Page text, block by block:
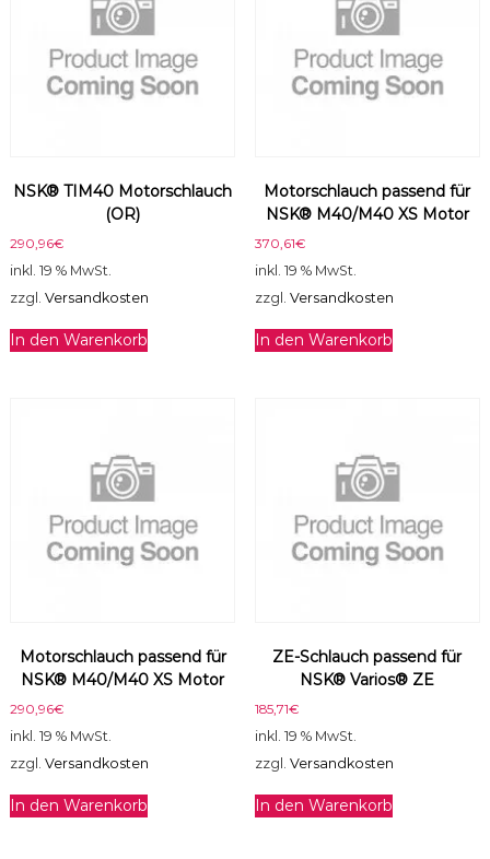
NSK® TIM40 Motorschlauch
(OR)
290,96€
inkl. 19 % MwSt.
zzgl. Versandkosten
In den Warenkorb
Motorschlauch passend für
NSK® M40/M40 XS Motor
370,61€
inkl. 19 % MwSt.
zzgl. Versandkosten
In den Warenkorb
Motorschlauch passend für
NSK® M40/M40 XS Motor
290,96€
inkl. 19 % MwSt.
zzgl. Versandkosten
In den Warenkorb
ZE-Schlauch passend für
NSK® Varios® ZE
185,71€
inkl. 19 % MwSt.
zzgl. Versandkosten
In den Warenkorb